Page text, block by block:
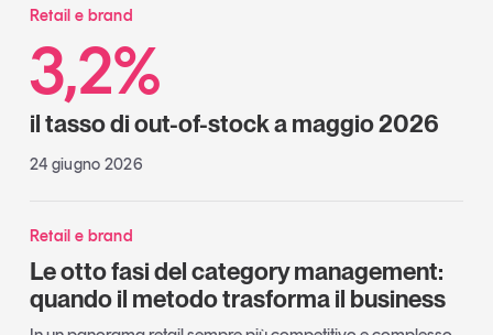
Retail e brand
3,2%
il tasso di out-of-stock a maggio 2026
24 giugno 2026
Retail e brand
Le otto fasi del category management:
quando il metodo trasforma il business